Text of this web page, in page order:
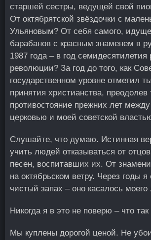
старшей сестры, ведущей свой
От октябрятской звёздочки с
Ульяновым? От себя самого,
барабанов с красным знаменем в
1987 года – в год семидесятилетия
революции? За год до того, как
государственном уровне отметил
принятия христианства, преодолев
противостояние прежних лет
церковью и моей советской
Слушайте, что думаю. Истинная
учить людей отказываться от
песен, воспитавших их. От
на октябрьском ветру. Через годы
чистый запах – оно касалось моего
Никогда я в это не поверю – что так
Мы куплены дорогой ценой. Не